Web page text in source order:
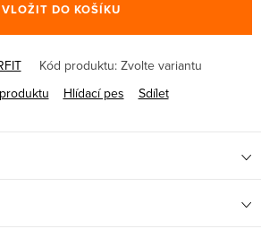
VLOŽIT DO KOŠÍKU
Kód produktu: Zvolte variantu
Hlídací pes Sdílet